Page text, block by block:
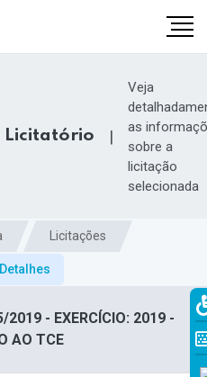
Licitatório |
Veja
as
sobre a
licitação
selecionada
Licitações
Detalhes
2019 - EXERCÍCIO: 2019 -
AO TCE